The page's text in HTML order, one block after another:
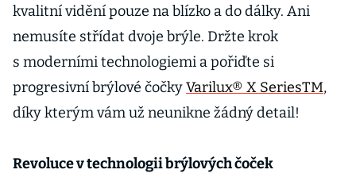
kvalitní vidění pouze na blízko a do dálky. Ani
nemusíte střídat dvoje brýle. Držte krok
s moderními technologiemi a pořiďte si
progresivní brýlové čočkyVarilux® X SeriesTM,
díky kterým vám už neunikne žádný detail!
Revoluce v technologii brýlových čoček